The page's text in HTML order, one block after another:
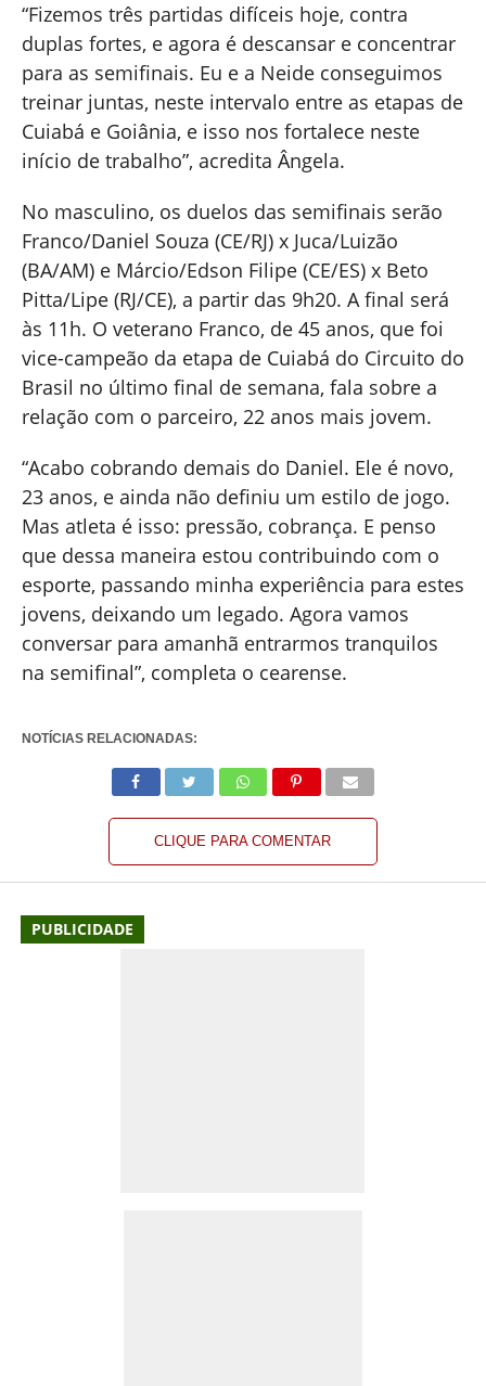
“Fizemos três partidas difíceis hoje, contra
duplas fortes, e agora é descansar e concentrar
para as semifinais. Eu e a Neide conseguimos
treinar juntas, neste intervalo entre as etapas de
Cuiabá e Goiânia, e isso nos fortalece neste
início de trabalho”, acredita Ângela.
No masculino, os duelos das semifinais serão
Franco/Daniel Souza (CE/RJ) x Juca/Luizão
(BA/AM) e Márcio/Edson Filipe (CE/ES) x Beto
Pitta/Lipe (RJ/CE), a partir das 9h20. A final será
às 11h. O veterano Franco, de 45 anos, que foi
vice-campeão da etapa de Cuiabá do Circuito do
Brasil no último final de semana, fala sobre a
relação com o parceiro, 22 anos mais jovem.
“Acabo cobrando demais do Daniel. Ele é novo,
23 anos, e ainda não definiu um estilo de jogo.
Mas atleta é isso: pressão, cobrança. E penso
que dessa maneira estou contribuindo com o
esporte, passando minha experiência para estes
jovens, deixando um legado. Agora vamos
conversar para amanhã entrarmos tranquilos
na semifinal”, completa o cearense.
NOTÍCIAS RELACIONADAS:
CLIQUE PARA COMENTAR
PUBLICIDADE